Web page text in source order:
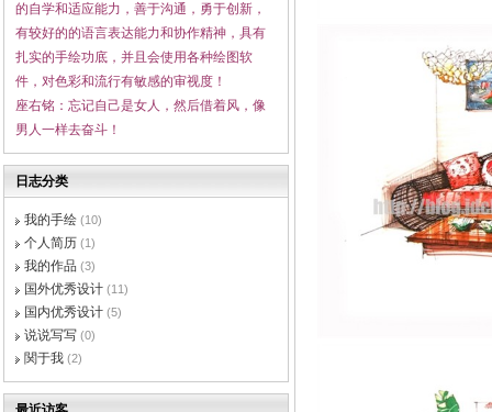
的自学和适应能力，善于沟通，勇于创新，
有较好的的语言表达能力和协作精神，具有
扎实的手绘功底，并且会使用各种绘图软
件，对色彩和流行有敏感的审视度！
座右铭： 忘记自己是女人，然后借着风，像
男人一样去奋斗！
日志分类
我的手绘 (10)
个人简历 (1)
我的作品 (3)
国外优秀设计 (11)
国内优秀设计 (5)
说说写写 (0)
関于我 (2)